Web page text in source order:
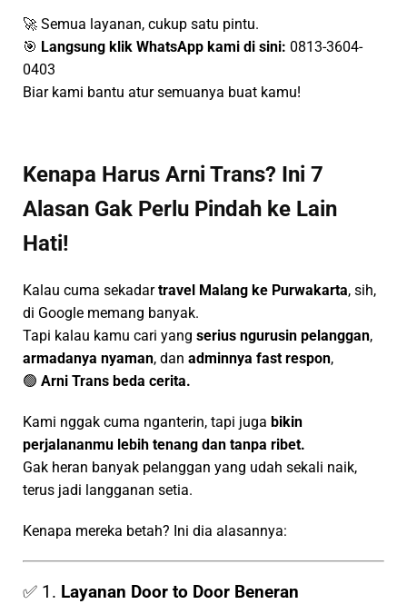
🚀 Semua layanan, cukup satu pintu.
🎯 Langsung klik WhatsApp kami di sini: 0813-3604-
0403
Biar kami bantu atur semuanya buat kamu!
Kenapa Harus Arni Trans? Ini 7
Alasan Gak Perlu Pindah ke Lain
Hati!
Kalau cuma sekadartravel Malang ke Purwakarta, sih,
di Google memang banyak.
Tapi kalau kamu cari yang serius ngurusin pelanggan,
armadanya nyaman, dan adminnya fast respon,
🟢 Arni Trans beda cerita.
Kami nggak cuma nganterin, tapi juga bikin
perjalananmu lebih tenang dan tanpa ribet.
Gak heran banyak pelanggan yang udah sekali naik,
terus jadi langganan setia.
Kenapa mereka betah? Ini dia alasannya:
✅ 1. Layanan Door to Door Beneran